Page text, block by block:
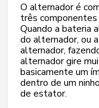
O alternador é
três
Quando a bateria
do alternador, ou
alternador,
alternador gire
basicamente um
dentro de um
de estator.